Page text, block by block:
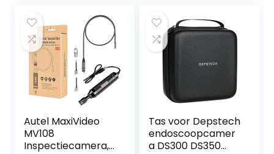
Autel MaxiVideo
MV108
Inspectiecamera,
Tas voor Depstech
endoscoopcamer
a DS300 DS350